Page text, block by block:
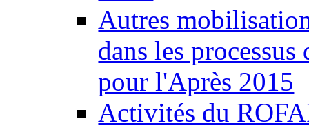
Autres
dans les
pour l'Après 2015
Activités du